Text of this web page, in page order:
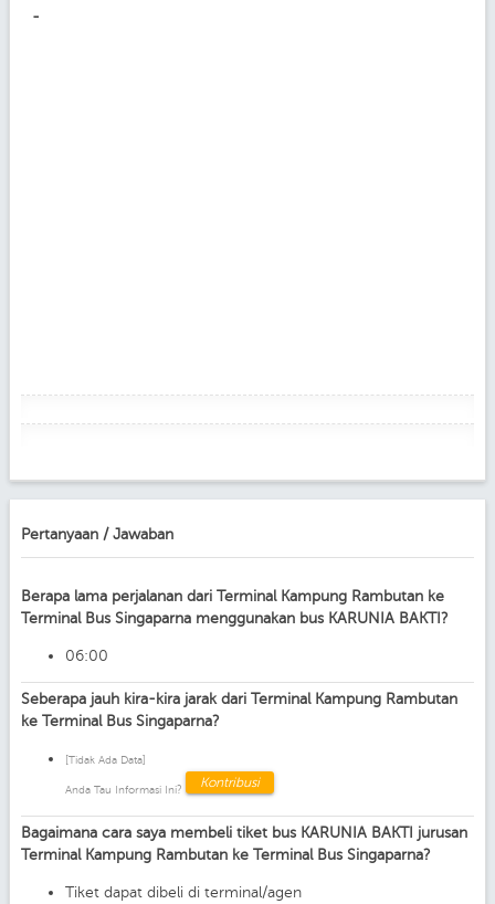
-
Pertanyaan / Jawaban
Berapa lama perjalanan dari Terminal Kampung Rambutan ke
Terminal Bus Singaparna menggunakan bus KARUNIA BAKTI?
06:00
Seberapa jauh kira-kira jarak dari Terminal Kampung Rambutan
ke Terminal Bus Singaparna?
[Tidak Ada Data]
Anda Tau Informasi Ini? Kontribusi
Bagaimana cara saya membeli tiket bus KARUNIA BAKTI jurusan
Terminal Kampung Rambutan ke Terminal Bus Singaparna?
Tiket dapat dibeli di terminal/agen